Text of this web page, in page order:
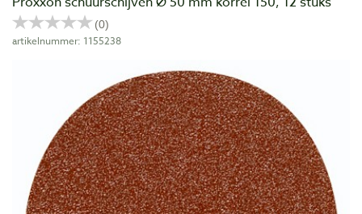
artikelnummer: 1155238